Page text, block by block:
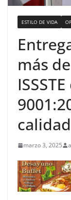
ESTILO DE VIDA
más
calidad
marzo 3, 2025